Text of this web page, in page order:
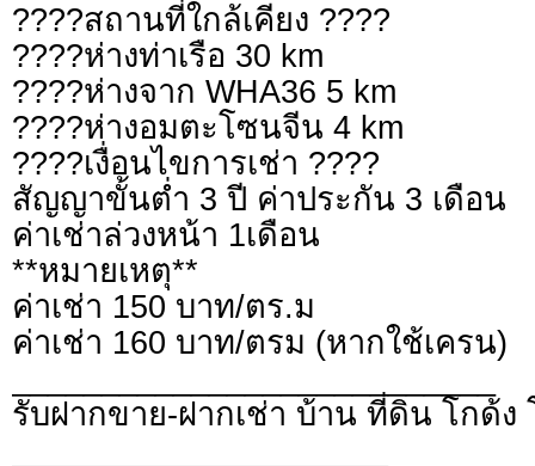
????สถานที่ใกล้เคียง ????
????ห่างท่าเรือ 30 km
????ห่างจาก WHA36 5 km
????ห่างอมตะโซนจีน 4 km
????เงื่อนไขการเช่า ????
สัญญาขั้นต่ำ 3 ปี ค่าประกัน 3 เดือน
ค่าเช่าล่วงหน้า 1เดือน
**หมายเหตุ**
ค่าเช่า 150 บาท/ตร.ม
ค่าเช่า 160 บาท/ตรม (หากใช้เครน)
รับฝากขาย-ฝากเช่า บ้าน ที่ดิน โกด้ง​